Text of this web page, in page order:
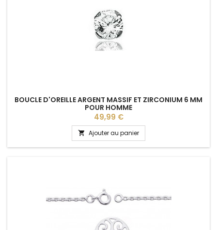
BOUCLE D'OREILLE ARGENT MASSIF ET ZIRCONIUM 6 MM
POUR HOMME
Prix
49,99 €
 Ajouter au panier